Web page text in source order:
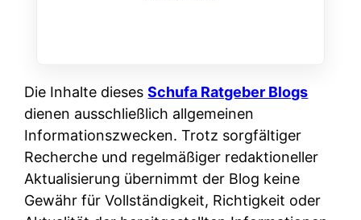
h
i
e
r
e
n
r
W
t
n
d
e
r
S
c
Die Inhalte diesesSchufa Ratgeber Blogs
dienen ausschließlich allgemeinen
Informationszwecken. Trotz sorgfältiger
Recherche und regelmäßiger redaktioneller
Aktualisierung übernimmt der Blog keine
Gewähr für Vollständigkeit, Richtigkeit oder